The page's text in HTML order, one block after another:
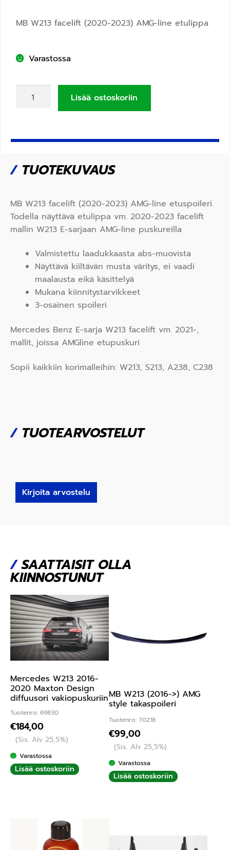
MB W213 facelift (2020-2023) AMG-line etulippa
Varastossa
Lisää ostoskoriin
/TUOTEKUVAUS
MB W213 facelift (2020-2023) AMG-line etuspoileri.
Todella näyttävä etulippa vm. 2020-2023 facelift
mallin W213 E-sarjaan AMG-line puskureilla
Valmistettu laadukkaasta abs-muovista
Näyttävä kiiltävän musta väritys, ei vaadi
maalausta eikä käsittelyä
Mukana kiinnitystarvikkeet
3-osainen spoileri
Mercedes Benz E-sarja W213 facelift vm. 2021-,
mallit, joissa AMGline etupuskuri
Sopii kaikkiin korimalleihin: W213, S213, A238, C238
/TUOTEARVOSTELUT
Kirjoita arvostelu
/SAATTAISIT OLLA
KIINNOSTUNUT
Mercedes W213 2016-
2020 Maxton Design
diffuusori vakiopuskuriin
Tuotenro: 69830
€184,00
(Sis. Alv 25,5%)
Varastossa
Lisää ostoskoriin
MB W213 (2016->) AMG
style takaspoileri
Tuotenro: 70218
€99,00
(Sis. Alv 25,5%)
Varastossa
Lisää ostoskoriin